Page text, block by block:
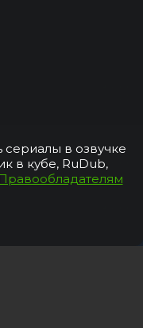
сериалы в озвучке
в кубе, RuDub,
Правообладателям